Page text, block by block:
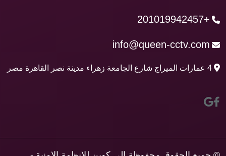
+201019942457
info@queen-cctv.com
4 عمارات الميراج شارع الجامعة زهراء مدينة نصر القاهرة مصر